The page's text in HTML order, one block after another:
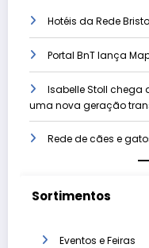
Hotéis da Rede
Portal BnT lança
Isabelle Stoll chega
uma nova geração
Rede de cães e
Sortimentos
Eventos e Feiras